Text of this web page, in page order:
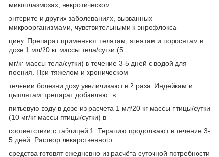
микоплазмозах, некротическом
энтерите и других заболеваниях, вызванных
микроорганизмами, чувствительными к энрофлокса-
цину. Препарат применяют телятам, ягнятам и поросятам в
дозе 1 мл/20 кг массы тела/сутки (5
мг/кг массы тела/сутки) в течение 3-5 дней с водой для
поения. При тяжелом и хроническом
течении болезни дозу увеличивают в 2 раза. Индейкам и
цыплятам препарат добавляют в
питьевую воду в дозе из расчета 1 мл/20 кг массы птицы/сутки
(10 мг/кг массы птицы/сутки) в
соответствии с таблицей 1. Терапию продолжают в течение 3-
5 дней. Раствор лекарственного
средства готовят ежедневно из расчёта суточной потребности